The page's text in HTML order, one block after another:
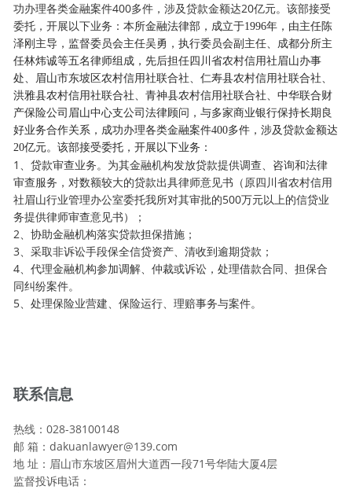
功办理各类金融案件400多件，涉及贷款金额达20亿元。该部接受
委托，开展以下业务：本所金融法律部，成立于1996年，由主任陈
泽刚主导，监督委员会主任吴勇，执行委员会副主任、成都分所主
任林炜诚等五名律师组成，先后担任四川省农村信用社眉山办事
处、眉山市东坡区农村信用社联合社、仁寿县农村信用社联合社、
洪雅县农村信用社联合社、青神县农村信用社联合社、中华联合财
产保险公司眉山中心支公司法律顾问，与多家商业银行保持长期良
好业务合作关系，成功办理各类金融案件400多件，涉及贷款金额达
20亿元。该部接受委托，开展以下业务：
1、贷款审查业务。为其金融机构发放贷款提供调查、咨询和法律
审查服务，对数额较大的贷款出具律师意见书（原四川省农村信用
社眉山行业管理办公室委托我所对其审批的500万元以上的信贷业
务提供律师审查意见书）；
2、协助金融机构落实贷款担保措施；
3、采取非诉讼手段保全信贷资产、清收到逾期贷款；
4、代理金融机构参加调解、仲裁或诉讼，处理借款合同、担保合
同纠纷案件。
5、处理保险业营建、保险运行、理赔事务与案件。
联系信息
热线：028-38100148
邮 箱：dakuanlawyer@139.com
地 址：眉山市东坡区眉州大道西一段71号华陆大厦4层
监督投诉电话：